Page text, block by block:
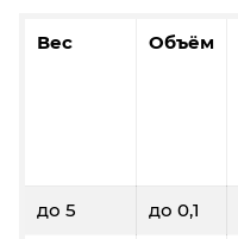
Вес Объём
до 5 до 0,1